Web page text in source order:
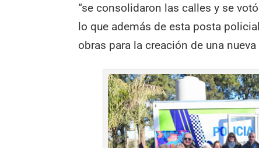
“se consolidaron las calles y se
lo que además de esta posta
obras para la creación de una nueva